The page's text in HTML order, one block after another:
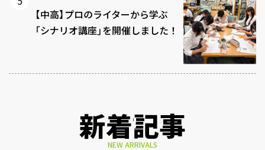
【中高】プロのライターから学ぶ
「シナリオ講座」を開催しました！
新着記事
NEW ARRIVALS